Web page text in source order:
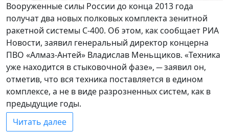
Вооруженные силы России до конца 2013 года
получат два новых полковых комплекта зенитной
ракетной системы С-400. Об этом, как сообщает РИА
Новости, заявил генеральный директор концерна
ПВО «Алмаз-Антей» Владислав Меньщиков. «Техника
уже находится в стыковочной фазе», ─ заявил он,
отметив, что вся техника поставляется в едином
комплексе, а не в виде разрозненных систем, как в
предыдущие годы.
Читать далее